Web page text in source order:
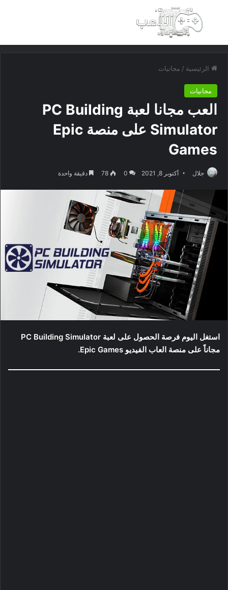
بحث عن
الرئيسية / مجانيات
مجانيات
العب مجانا لعبة PC Building
Simulator على منصة Epic
Games
جلال أكتوبر 8, 2021 0
78 دقيقة واحدة
استغل اليوم فرصة الحصول على لعبة PC Building Simulator
مجاناً على منصة العاب الفيديو Epic Games.